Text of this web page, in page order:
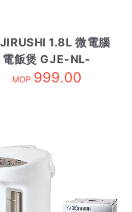
1.8L 微電腦
電飯煲 GJE-NL-
EAQ18-BA黑
MOP 999.00